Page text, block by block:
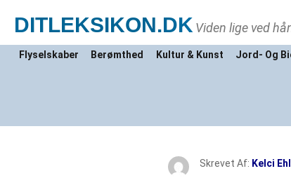
DITLEKSIKON.DK Viden lige ved
Flyselskaber Berømthed Kultur & Kunst Jord- Og
Skrevet Af: Kelci